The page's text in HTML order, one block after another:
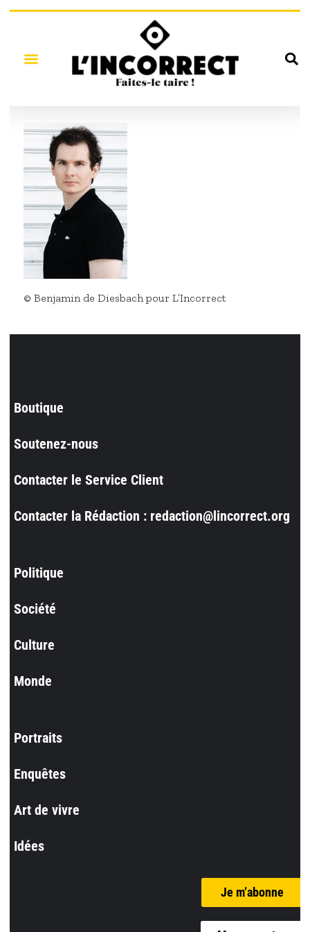
© Benjamin de Diesbach pour L’Incorrect
Boutique
Soutenez-nous
Contacter le Service Client
Contacter la Rédaction : redaction@lincorrect.org
Politique
Société
Culture
Monde
Portraits
Enquêtes
Art de vivre
Idées
Je m’abonne